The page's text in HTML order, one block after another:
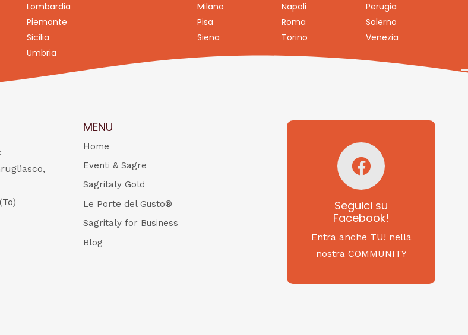
Lombardia
Piemonte
Sicilia
Umbria
Milano
Napoli
Perugia
Pisa
Roma
Salerno
Siena
Torino Venezia
MENU
Home
Eventi & Sagre
Sagritaly Gold
Le Porte del Gusto®
Sagritaly for Business
Blog
Seguici su
Facebook!
Entra anche TU! nella
nostra COMMUNITY
Seguici su
Facebook!
SAGRITALY
Feste, cibi e tradizioni
da Nord a Sud...